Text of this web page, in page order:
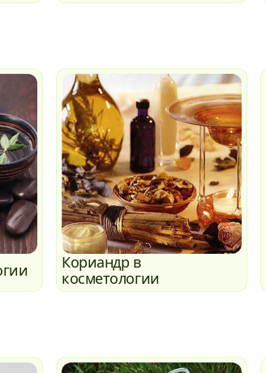
Кориандр в
косметологии